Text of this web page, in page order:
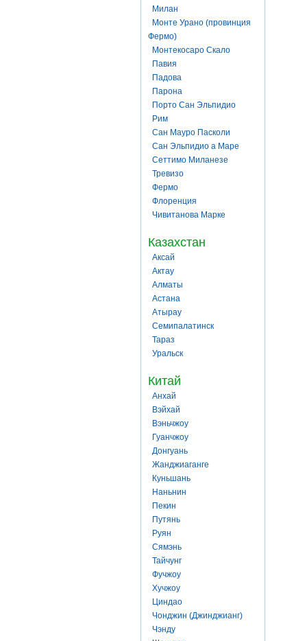
Милан
Монте Урано (провинция
Фермо)
Монтекосаро Скало
Павия
Падова
Парона
Порто Сан Эльпидио
Рим
Сан Мауро Пасколи
Сан Эльпидио а Маре
Сеттимо Миланезе
Тревизо
Фермо
Флоренция
Чивитанова Марке
Казахстан
Аксай
Актау
Алматы
Астана
Атырау
Семипалатинск
Тараз
Уральск
Китай
Анхай
Вэйхай
Вэньчжоу
Гуанчжоу
Донгуань
Жанджиаганге
Куньшань
Наньнин
Пекин
Путянь
Руян
Сямэнь
Тайчунг
Фучжоу
Хучжоу
Циндао
Чонджин (Джинджианг)
Чэнду